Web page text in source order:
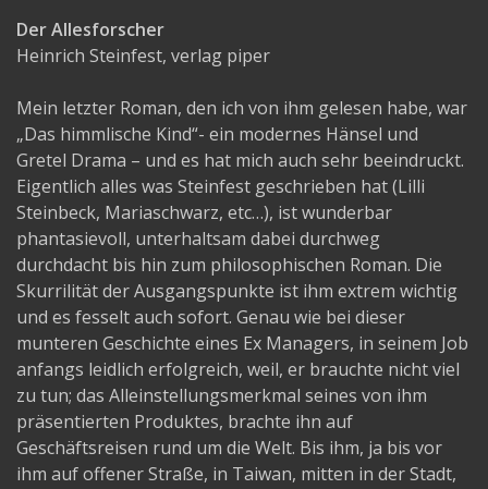
Der Allesforscher
Heinrich Steinfest, verlag piper
Mein letzter Roman, den ich von ihm gelesen habe, war
„Das himmlische Kind“- ein modernes Hänsel und
Gretel Drama – und es hat mich auch sehr beeindruckt.
Eigentlich alles was Steinfest geschrieben hat (Lilli
Steinbeck, Mariaschwarz, etc…), ist wunderbar
phantasievoll, unterhaltsam dabei durchweg
durchdacht bis hin zum philosophischen Roman. Die
Skurrilität der Ausgangspunkte ist ihm extrem wichtig
und es fesselt auch sofort. Genau wie bei dieser
munteren Geschichte eines Ex Managers, in seinem Job
anfangs leidlich erfolgreich, weil, er brauchte nicht viel
zu tun; das Alleinstellungsmerkmal seines von ihm
präsentierten Produktes, brachte ihn auf
Geschäftsreisen rund um die Welt. Bis ihm, ja bis vor
ihm auf offener Straße, in Taiwan, mitten in der Stadt,